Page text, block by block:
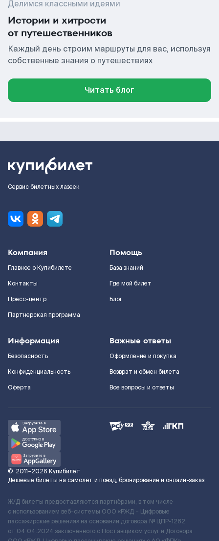
Делимся классными идеями
Истории и хитрости
от путешественников
Каждый день строим маршруты для вас, используя
собственные знания о путешествиях
Читать блог
Сервис билетных лазеек
Компания
Главное о Купибилете
Контакты
Пресс-центр
Партнерская программа
Помощь
База знаний
Где мой билет
Блог
Информация
Безопасность
Конфиденциальность
Оферта
Важные ответы
Оформление и покупка
Возврат и обмен билета
Все вопросы и ответы
© 2011–2026 Купибилет
Дешёвые билеты на самолёт и поезд, бронирование и онлайн-заказ
Ж/Д билеты предоставляются партнёрами, в том числе
с использованием веб-системы ООО «РЖД – Цифровые
пассажирские решения» на основании договора № ЦПР-1282
от 04.04.2024 заключенного с Поставщиком услуг и Договора